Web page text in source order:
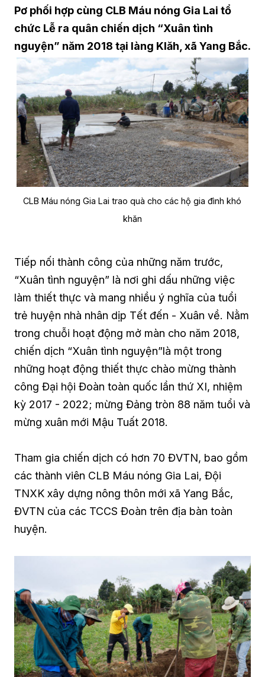
Pơ phối hợp cùng CLB Máu nóng Gia Lai tổ
chức Lễ ra quân chiến dịch “Xuân tình
nguyện” năm 2018 tại làng Klăh, xã Yang Bắc.
CLB Máu nóng Gia Lai trao quà cho các hộ gia đình khó
khăn
Tiếp nối thành công của những năm trước,
“Xuân tình nguyện” là nơi ghi dấu những việc
làm thiết thực và mang nhiều ý nghĩa của tuổi
trẻ huyện nhà nhân dịp Tết đến - Xuân về. Nằm
trong chuỗi hoạt động mở màn cho năm 2018,
chiến dịch “Xuân tình nguyện”là một trong
những hoạt động thiết thực chào mừng thành
công Đại hội Đoàn toàn quốc lần thứ XI, nhiệm
kỳ 2017 - 2022; mừng Đảng tròn 88 năm tuổi và
mừng xuân mới Mậu Tuất 2018.
Tham gia chiến dịch có hơn 70 ĐVTN, bao gồm
các thành viên CLB Máu nóng Gia Lai, Đội
TNXK xây dựng nông thôn mới xã Yang Bắc,
ĐVTN của các TCCS Đoàn trên địa bàn toàn
huyện.